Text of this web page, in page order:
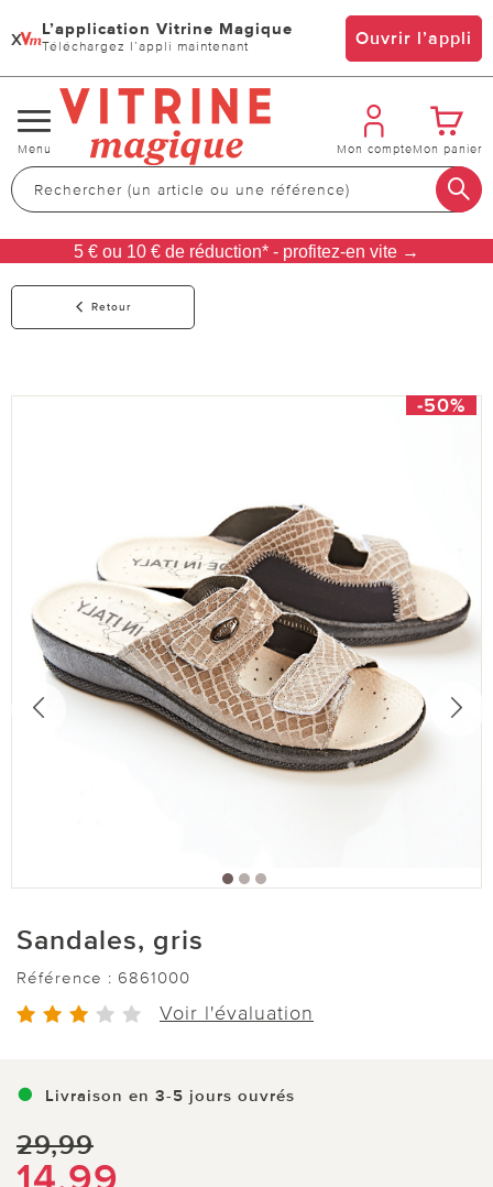
x L’application Vitrine Magique
Téléchargez l’appli maintenant Ouvrir l’appli
Changer
de
navigation
Menu Mon compteMon panier
5 € ou 10 € de réduction* - profitez-en vite →
Retour
-50%
Sandales, gris
Référence : 6861000
Voir l'évaluation
Livraison en 3-5 jours ouvrés
29,99